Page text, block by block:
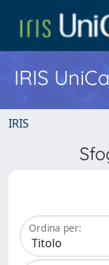
IRIS
IRIS
Ordina per: